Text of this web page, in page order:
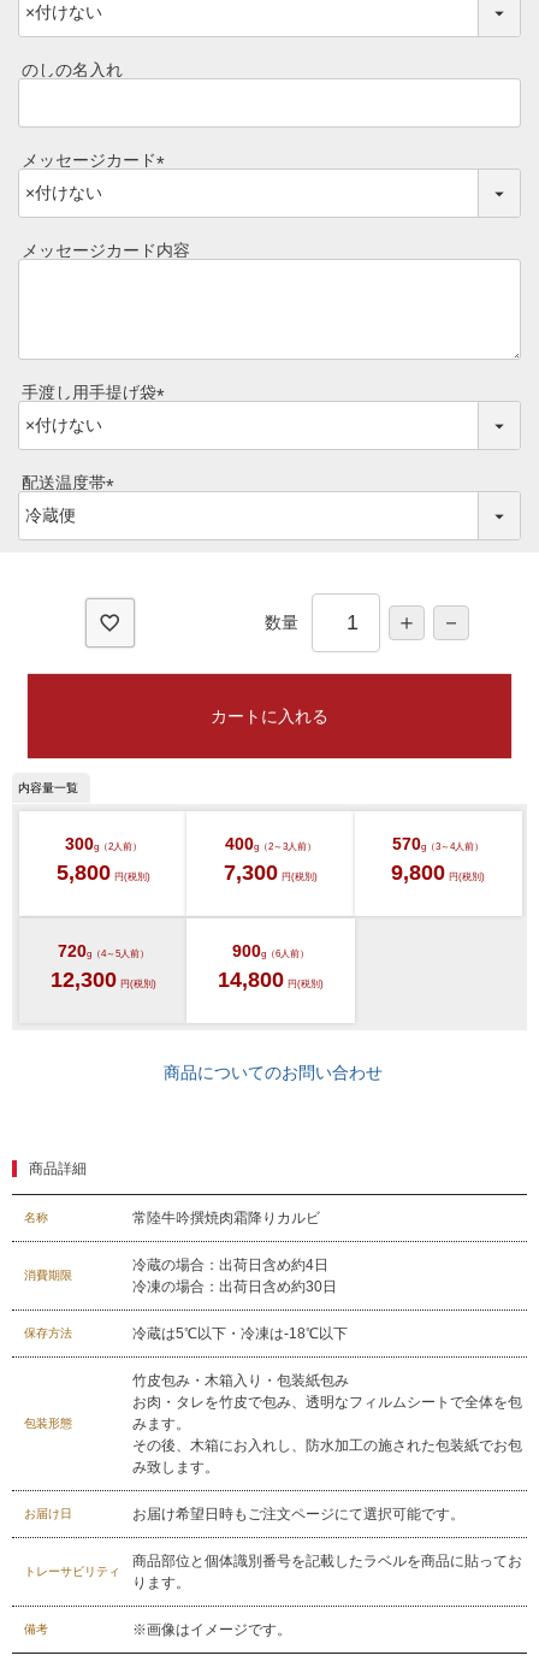
食べ方レシピ
焼き方レシピ
ご予算から選ぶ
牛肉部位一覧
プレミアムギフト
029-254-2441
受付：9:00～17:30
お問合せフォーム
(
必
須
のしの名入れ
メッセージカード
必
須
メッセージカード内容
手渡し用手提げ袋
必
配送温度帯
必
数量
カートに入れる
300g（2人前）
5,800 円(税別)
400g（2～3人前）
7,300 円(税別)
570g（3～4人前）
9,800 円(税別)
720g（4～5人前）
12,300 円(税別)
900g（6人前）
14,800 円(税別)
商品についてのお問い合わせ
商品詳細
名称 常陸牛吟撰焼肉霜降りカルビ
消費期限
冷蔵の場合：出荷日含め約4日
冷凍の場合：出荷日含め約30日
保存方法 冷蔵は5℃以下・冷凍は-18℃以下
包装形態
竹皮包み・木箱入り・包装紙包み
お肉・タレを竹皮で包み、透明なフィルムシートで全体を包
みます。
その後、木箱にお入れし、防水加工の施された包装紙でお包
み致します。
お届け日 お届け希望日時もご注文ページにて選択可能です。
トレーサビリティ
商品部位と個体識別番号を記載したラベルを商品に貼ってお
ります。
備考 ※画像はイメージです。